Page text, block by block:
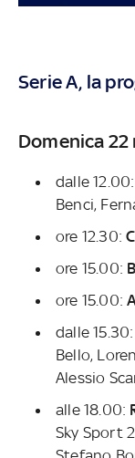
Serie A, la
Domenica 22
dalle 12.00:
Benci,
ore 12.30:
ore 15.00:
ore 15.00:
dalle 15.30:
Bello,
Alessio
alle 18.00:
Sky Sport